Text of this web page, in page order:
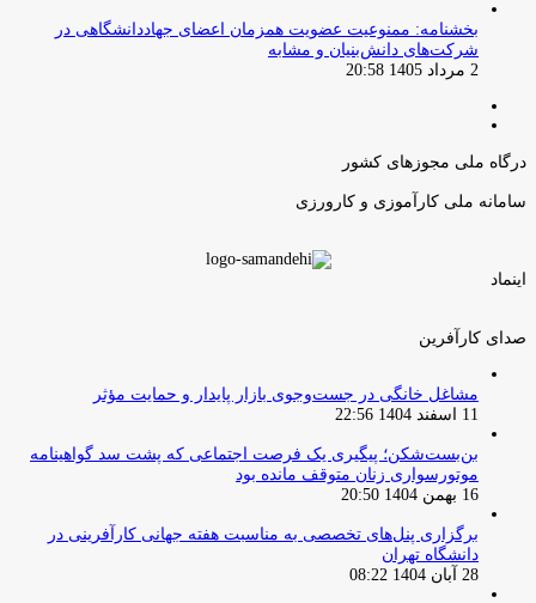
بخشنامه: ممنوعیت عضویت همزمان اعضای جهاددانشگاهی در
شرکت‌های دانش‌بنیان و مشابه
2 مرداد 1405 20:58
درگاه ملی مجوزهای کشور
سامانه ملی کارآموزی و کارورزی
اینماد
صدای کارآفرین
مشاغل خانگی در جست‌وجوی بازار پایدار و حمایت مؤثر
11 اسفند 1404 22:56
بن‌بست‌شکن؛ پیگیری یک فرصت اجتماعی که پشت سد گواهینامه
موتورسواری زنان متوقف مانده بود
16 بهمن 1404 20:50
برگزاری پنل‌های تخصصی به مناسبت هفته جهانی کارآفرینی در
دانشگاه تهران
28 آبان 1404 08:22